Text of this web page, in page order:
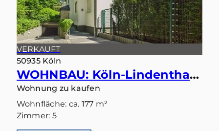
VERKAUFT
50935 Köln
WOHNBAU: Köln-Lindenthal – Maisonette mit eigenem Gartentörchen in den Stadtwald
Wohnung zu kaufen
Wohnfläche: ca. 177 m²
Zimmer: 5